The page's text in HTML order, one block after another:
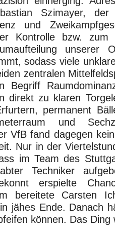
Szimayer, der
und
Kontrolle bzw. zum
unserer
sodass viele
zentralen
Begriff
direkt zu klaren
permanent
und
VfB fand dagegen
Nur in der
im Team des
Techniker
erspielte
bereitete Carsten
jähes Ende. Danach
können. Das Ding